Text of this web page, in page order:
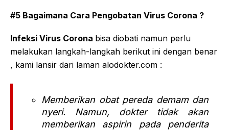
#5 Bagaimana Cara Pengobatan Virus Corona ?
Infeksi Virus Corona bisa diobati namun perlu
melakukan langkah-langkah berikut ini dengan benar
, kami lansir dari laman alodokter.com :
Memberikan obat pereda demam dan
nyeri. Namun, dokter tidak akan
memberikan aspirin pada penderita